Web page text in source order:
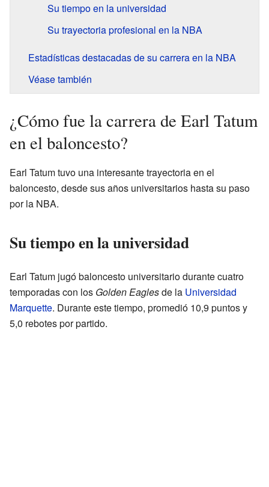
Su tiempo en la universidad
Su trayectoria profesional en la NBA
Estadísticas destacadas de su carrera en la NBA
Véase también
¿Cómo fue la carrera de Earl Tatum
en el baloncesto?
Earl Tatum tuvo una interesante trayectoria en el
baloncesto, desde sus años universitarios hasta su paso
por la NBA.
Su tiempo en la universidad
Earl Tatum jugó baloncesto universitario durante cuatro
temporadas con los Golden Eaglesde la Universidad
Marquette. Durante este tiempo, promedió 10,9 puntos y
5,0 rebotes por partido.